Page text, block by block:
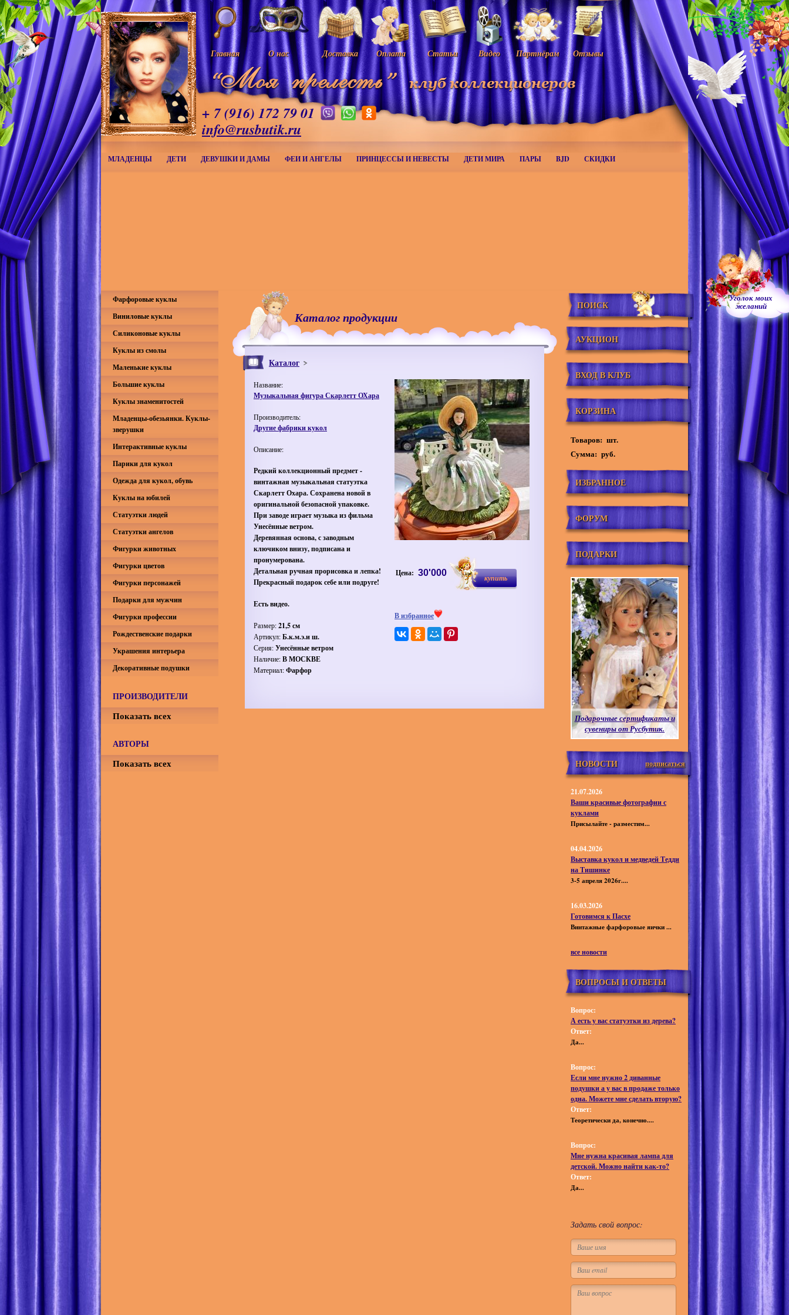
Главная О нас Доставка Оплата Статьи Видео Партнёрам Отзывы
+ 7 (916) 172 79 01
info@rusbutik.ru
МЛАДЕНЦЫ ДЕТИ ДЕВУШКИ И ДАМЫ ФЕИ И АНГЕЛЫ ПРИНЦЕССЫ И НЕВЕСТЫ ДЕТИ МИРА ПАРЫ BJD СКИДКИ
Уголок моих
желаний
Каталог продукции
Каталог
Название:
Музыкальная фигура Скарлетт ОХара
Производитель:
Другие фабрики кукол
Описание:
Редкий коллекционный предмет -
винтажная музыкальная статуэтка
Скарлетт Охара. Сохранена новой в
оригинальной безопасной упаковке.
При заводе играет музыка из фильма
Унесённые ветром.
Деревянная основа, с заводным
ключиком внизу, подписана и
пронумерована.
Детальная ручная прорисовка и лепка!
Прекрасный подарок себе или подруге!
Есть видео.
Размер:21,5 см
Артикул:Б.к.м.э.и ш.
Серия:Унесённые ветром
Наличие:В МОСКВЕ
Материал:Фарфор
Цена: 30'000
купить
В избранное
Фарфоровые куклы
Виниловые куклы
Силиконовые куклы
Куклы из смолы
Маленькие куклы
Большие куклы
Куклы знаменитостей
Младенцы-обезьянки. Куклы-
зверушки
Интерактивные куклы
Парики для кукол
Одежда для кукол, обувь
Куклы на юбилей
Статуэтки людей
Статуэтки ангелов
Фигурки животных
Фигурки цветов
Фигурки персонажей
Подарки для мужчин
Фигурки профессии
Рождественские подарки
Украшения интерьера
Декоративные подушки
ПРОИЗВОДИТЕЛИ
Показать всех
АВТОРЫ
Показать всех
ПОИСК
АУКЦИОН
ВХОД В КЛУБ
КОРЗИНА
Товаров: шт.
Сумма: руб.
ИЗБРАННОЕ
ФОРУМ
ПОДАРКИ
Подарочные сертификаты и
сувениры от Русбутик.
НОВОСТИ подписаться
21.07.2026
Ваши красивые фотографии с
куклами
Присылайте - разместим...
04.04.2026
Выставка кукол и медведей Тедди
на Тишинке
3-5 апреля 2026г....
16.03.2026
Готовимся к Пасхе
Винтажные фарфоровые яички ...
все новости
ВОПРОСЫ И ОТВЕТЫ
Вопрос:
А есть у вас статуэтки из дерева?
Ответ:
Да...
Вопрос:
Если мне нужно 2 диванные
подушки а у вас в продаже только
одна. Можете мне сделать вторую?
Ответ:
Теоретически да, конечно....
Вопрос:
Мне нужна красивая лампа для
детской. Можно найти как-то?
Ответ:
Да...
Задать свой вопрос: